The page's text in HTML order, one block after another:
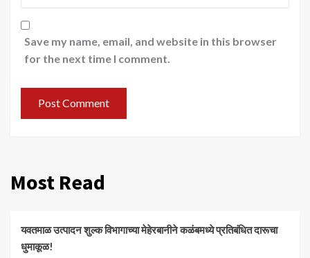
Save my name, email, and website in this browser
for the next time I comment.
Most Read
यवतमाळ उत्पादन शुल्क विभागाच्या मेहेरबानीने कळंबमध्ये प्रतिबंधित दारूचा
धुमाकूळ!